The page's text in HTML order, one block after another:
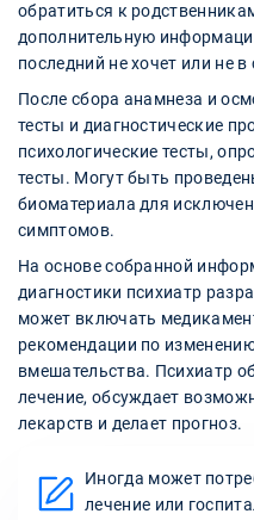
обратиться к
дополнительную
последний не хочет или не
После сбора анамнеза и
тесты и диагностические
психологические тесты,
тесты. Могут быть
биоматериала для
симптомов.
На основе собранной
диагностики психиатр
может включать
рекомендации по
вмешательства. Психиатр
лечение, обсуждает
лекарств и делает прогноз.
Иногда может
лечение или